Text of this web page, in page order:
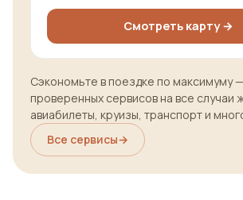
Смотреть карту →
Сэкономьте в поездке по максимуму
проверенных сервисов на все случаи
авиабилеты, круизы, транспорт и
Все сервисы→